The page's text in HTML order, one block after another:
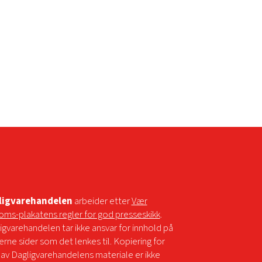
arbeider etterVær
plakatens regler for god presseskikk.
tar ikke ansvar for innhold på
sider som det lenkes til. Kopiering for
Dagligvarehandelens materiale er ikke